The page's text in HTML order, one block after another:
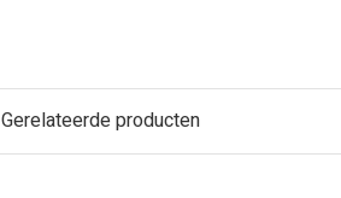
Gerelateerde producten